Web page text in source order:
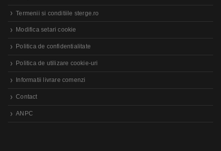
Termenii si conditiile sterge.ro
Modifica setari cookie
Politica de confidentialitate
Politica de utilizare cookie-uri
Informatii livrare comenzi
Contact
ANPC